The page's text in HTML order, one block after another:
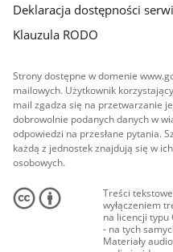
Deklaracja dostępności
Klauzula RODO
Strony dostępne w domenie
mailowych. Użytkownik
mail zgadza się na przetwarzanie
dobrowolnie podanych danych w
odpowiedzi na przesłane pytania.
każdą z jednostek znajdują się w
osobowych.
Treści
wyłączeniem
na licencji typu
- na tych
Materiały